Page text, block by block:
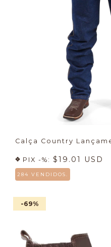
Calça Country
PIX -%: $19.01 USD
284 VENDIDOS.
-69%